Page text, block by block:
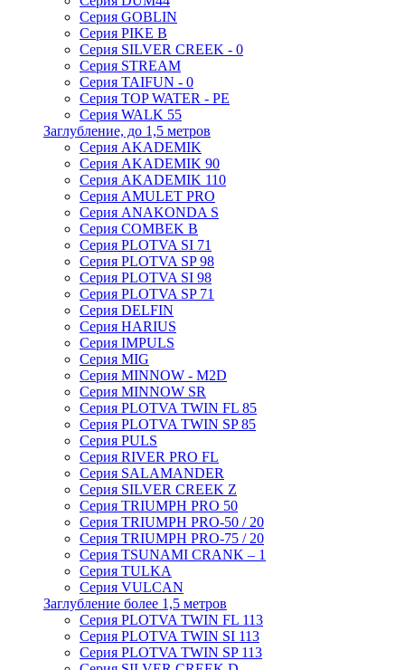
Серия GOBLIN
Серия PIKE B
Серия SILVER CREEK - 0
Серия STREAM
Серия TAIFUN - 0
Серия TOP WATER - PE
Серия WALK 55
Заглубление, до 1,5 метров
Серия AKADEMIK
Серия AKADEMIK 90
Серия AKADEMIK 110
Серия AMULET PRO
Серия ANAKONDA S
Серия COMBEK B
Серия PLOTVA SI 71
Серия PLOTVA SP 98
Серия PLOTVA SI 98
Серия PLOTVA SP 71
Серия DELFIN
Серия HARIUS
Серия IMPULS
Серия MIG
Серия MINNOW - M2D
Серия MINNOW SR
Серия PLOTVA TWIN FL 85
Серия PLOTVA TWIN SP 85
Серия PULS
Серия RIVER PRO FL
Серия SALAMANDER
Серия SILVER CREEK Z
Серия TRIUMPH PRO 50
Серия TRIUMPH PRO-50 / 20
Серия TRIUMPH PRO-75 / 20
Серия TSUNAMI CRANK – 1
Серия TULKA
Серия VULCAN
Заглубление более 1,5 метров
Серия PLOTVA TWIN FL 113
Серия PLOTVA TWIN SI 113
Серия PLOTVA TWIN SP 113